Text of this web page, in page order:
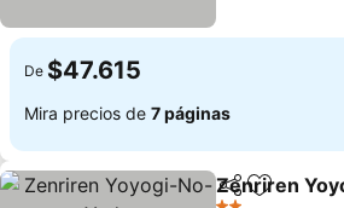
De $47.615
Mira precios de 7 páginas
Compartir
Agregar
Zenriren